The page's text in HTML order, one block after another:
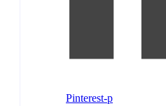
Pinterest-p